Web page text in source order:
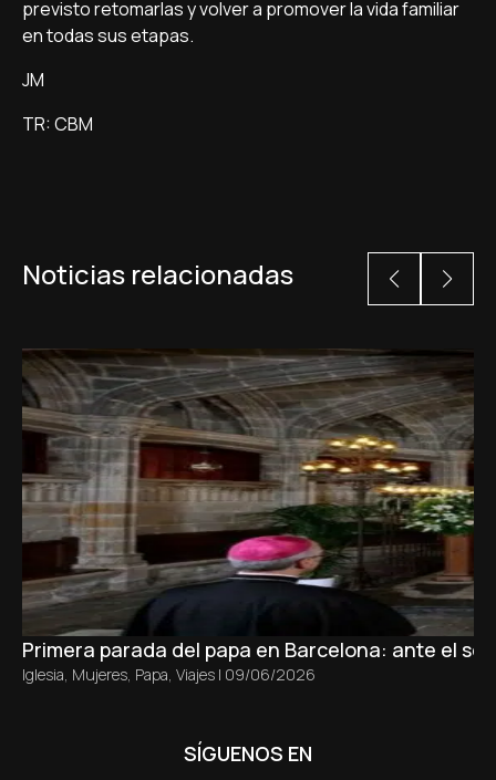
previsto retomarlas y volver a promover la vida familiar
en todas sus etapas.
JM
TR: CBM
Noticias relacionadas
Primera parada del papa en Barcelona: ante el
Iglesia, Mujeres, Papa, Viajes | 09/06/2026
SÍGUENOS EN